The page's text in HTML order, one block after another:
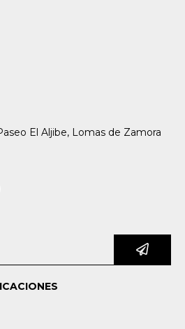
El Aljibe, Lomas de Zamora